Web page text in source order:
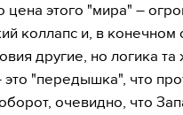
цена этого "мира" –
коллапс и, в конечном
другие, но логика
"передышка", что
очевидно, что